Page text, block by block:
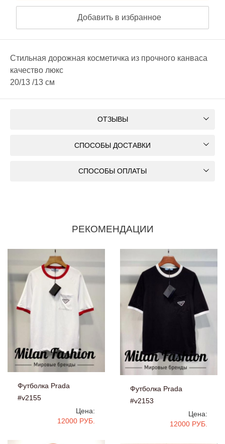
Добавить в избранное
Стильная дорожная косметичка из прочного канваса
качество люкс
20/13 /13 см
ОТЗЫВЫ
СПОСОБЫ ДОСТАВКИ
СПОСОБЫ ОПЛАТЫ
РЕКОМЕНДАЦИИ
Футболка Prada
#v2155
Цена:
12000 РУБ.
Футболка Prada
#v2153
Цена:
12000 РУБ.